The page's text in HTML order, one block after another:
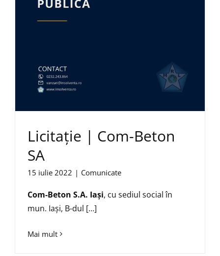
Licitație | Com-Beton
SA
15 iulie 2022 | Comunicate
Com-Beton S.A. Iași, cu sediul social în
mun. Iaşi, B-dul […]
Mai mult